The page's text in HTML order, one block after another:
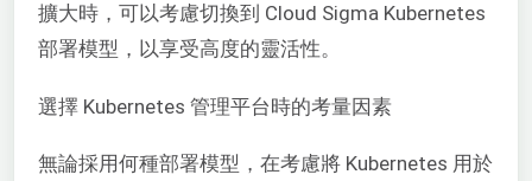
擴大時，可以考慮切換到 Cloud Sigma Kubernetes
部署模型，以享受高度的靈活性。
選擇 Kubernetes 管理平台時的考量因素
無論採用何種部署模型，在考慮將 Kubernetes 用於